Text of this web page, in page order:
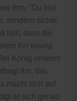
ihm. "Du bist
sondern sicher
ihm, dass die
ihn traurig
König ernennt
ihn, das
macht sich auf
er sich genau